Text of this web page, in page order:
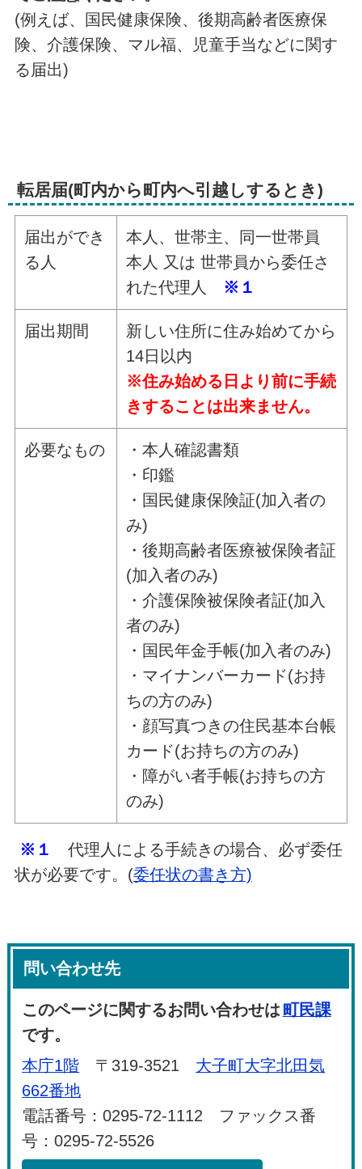
(例えば、国民健康保険、後期高齢者医療保
険、介護保険、マル福、児童手当などに関す
る届出)
転居届(町内から町内へ引越しするとき)
届出ができ
る人
本人、世帯主、同一世帯員
本人 又は 世帯員から委任さ
れた代理人 ※１
届出期間
新しい住所に住み始めてから
14日以内
※住み始める日より前に手続
きすることは出来ません。
必要なもの
・本人確認書類
・印鑑
・国民健康保険証(加入者の
み)
・後期高齢者医療被保険者証
(加入者のみ)
・介護保険被保険者証(加入
者のみ)
・国民年金手帳(加入者のみ)
・マイナンバーカード(お持
ちの方のみ)
・顔写真つきの住民基本台帳
カード(お持ちの方のみ)
・障がい者手帳(お持ちの方
のみ)
※１
代理人による手続きの場合、必ず委任
状が必要です。(委任状の書き方)
問い合わせ先
このページに関するお問い合わせは 町民課
です。
本庁1階 〒319-3521 大子町大字北田気
662番地
電話番号：0295-72-1112 ファックス番
号：0295-72-5526